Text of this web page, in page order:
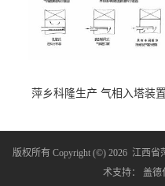
萍乡科隆生产 气相入塔装置
版权所有 Copyright (©) 2026 江西省
术支持： 盖德